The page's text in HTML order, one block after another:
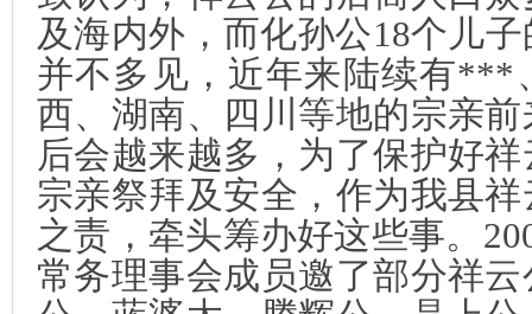
及海内外，而化孙公18个儿
并不多见，近年来陆续有***
西、湖南、四川等地的宗亲
后会越来越多，为了保护好
宗亲祭拜及安全，作为我县
之责，牵头筹办好这些事。
常务理事会成员邀了部分祥